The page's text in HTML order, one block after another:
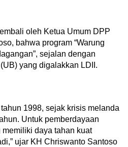
oleh Ketua Umum DPP
bahwa program “Warung
sejalan dengan
yang digalakkan LDII.
1998, sejak krisis melanda
Untuk pemberdayaan
daya tahan kuat
ujar KH Chriswanto Santoso